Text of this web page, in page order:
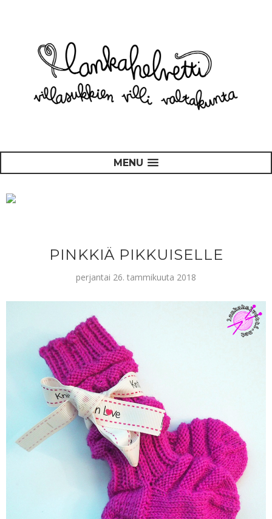
MENU
PINKKIÄ PIKKUISELLE
perjantai 26. tammikuuta 2018